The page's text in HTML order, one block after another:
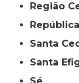
Região
República
Santa
Santa